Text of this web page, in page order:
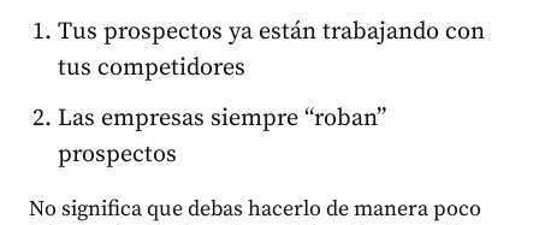
Tus prospectos ya están trabajando con
tus competidores
Las empresas siempre “roban”
prospectos
No significa que debas hacerlo de manera poco